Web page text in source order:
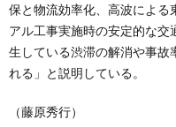
保と物流効率化、高波による
アル工事実施時の安定的な
生している渋滞の解消や事故
れる」と説明している。
（藤原秀行）